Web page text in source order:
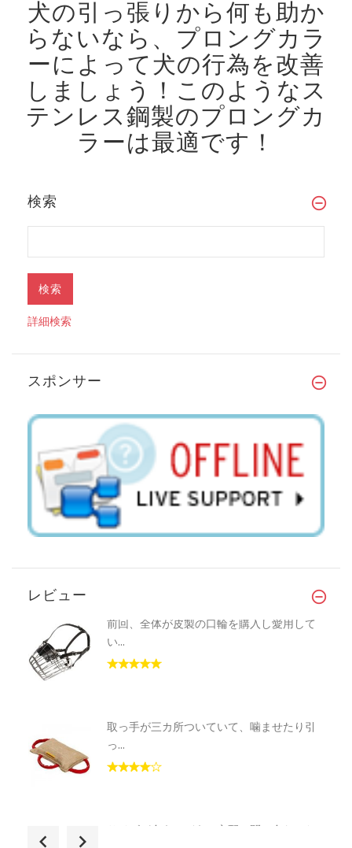
犬の引っ張りから何も助か
らないなら、プロングカラ
ーによって犬の行為を改善
しましょう！ このようなス
テンレス鋼製のプロングカ
ラーは最適です！
検索
詳細検索
スポンサー
レビュー
前回、全体が皮製の口輪を購入し愛用して
い...
取っ手が三カ所ついていて、噛ませたり引
っ...
サイズが合うかどうか心配で問い合わせた